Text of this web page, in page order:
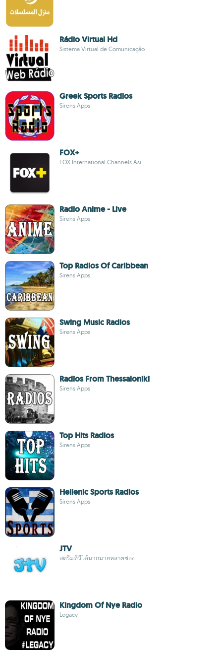
Rádio Virtual Hd
Sistema Virtual de Comunicação
Greek Sports Radios
Sirens Apps
FOX+
FOX International Channels Asi
Radio Anime - Live
Sirens Apps
Top Radios Of Caribbean
Sirens Apps
Swing Music Radios
Sirens Apps
Radios From Thessaloniki
Sirens Apps
Top Hits Radios
Sirens Apps
Hellenic Sports Radios
Sirens Apps
JTV
สตรีมทีวีได้มากมายหลายช่อง
Kingdom Of Nye Radio
Legacy